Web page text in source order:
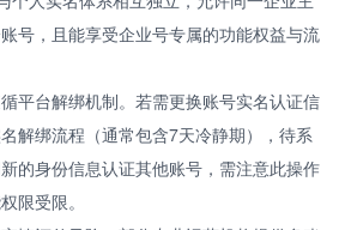
号，且能享受企业号专属的功能权益与流
平台解绑机制。若需更换账号实名认证信
解绑流程（通常包含7天冷静期），待系
的身份信息认证其他账号，需注意此操作
限受限。